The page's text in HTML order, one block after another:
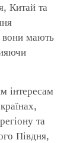
Китай та
вони мають
інтересам
та
Півдня,